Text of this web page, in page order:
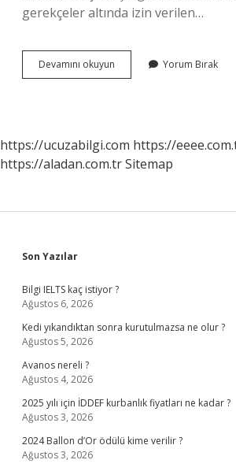
gerekçeler altında izin verilen…
Devamını okuyun
Eş
Yorum Bırak
https://ucuzabilgi.com https://
https://aladan.com.trSitemap
Sidebar
Son Yazılar
Bilgi IELTS kaç istiyor ?
Ağustos 6, 2026
Kedi yıkandıktan sonra kurutulmazsa ne olur ?
Ağustos 5, 2026
Avanos nereli ?
Ağustos 4, 2026
2025 yılı için İDDEF kurbanlık fiyatları ne kadar ?
Ağustos 3, 2026
2024 Ballon d’Or ödülü kime verilir ?
Ağustos 3, 2026